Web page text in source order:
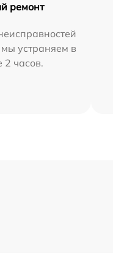
ремонт
устраняем в
2 часов.